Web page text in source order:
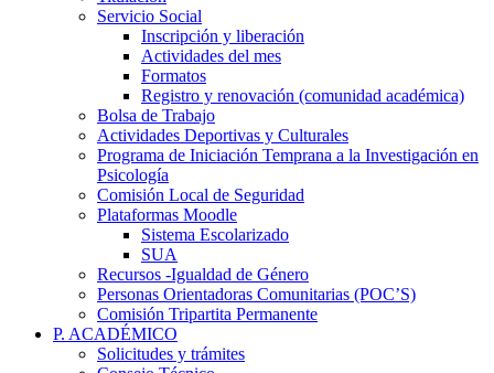
Servicio Social
Inscripción y liberación
Actividades del mes
Formatos
Registro y renovación (comunidad académica)
Bolsa de Trabajo
Actividades Deportivas y Culturales
Programa de Iniciación Temprana a la Investigación en
Psicología
Comisión Local de Seguridad
Plataformas Moodle
Sistema Escolarizado
SUA
Recursos -Igualdad de Género
Personas Orientadoras Comunitarias (POC’S)
Comisión Tripartita Permanente
P. ACADÉMICO
Solicitudes y trámites